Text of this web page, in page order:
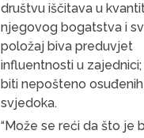
društvu iščitava u
njegovog bogatstva i
položaj biva preduvjet
influentnosti u
biti nepošteno
svjedoka.
“Može se reći da što je